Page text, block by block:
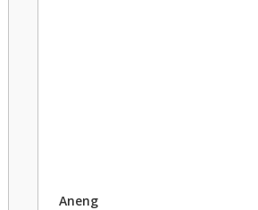
Aneng